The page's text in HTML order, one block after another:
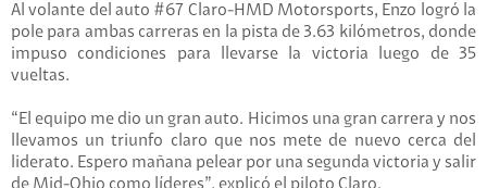
Al volante del auto #67 Claro-HMD Motorsports, Enzo logró la
pole para ambas carreras en la pista de 3.63 kilómetros, donde
impuso condiciones para llevarse la victoria luego de 35
vueltas.
“El equipo me dio un gran auto. Hicimos una gran carrera y nos
llevamos un triunfo claro que nos mete de nuevo cerca del
liderato. Espero mañana pelear por una segunda victoria y salir
de Mid-Ohio como líderes”, explicó el piloto Claro.